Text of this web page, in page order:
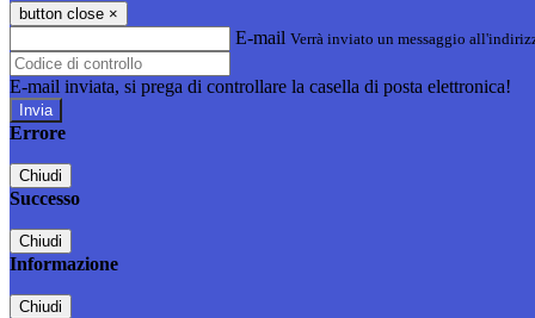
button close ×
E-mail Verrà inviato un messaggio
E-mail inviata, si prega di controllare la casella di posta elettronica!
Errore
Chiudi
Successo
Chiudi
Informazione
Chiudi